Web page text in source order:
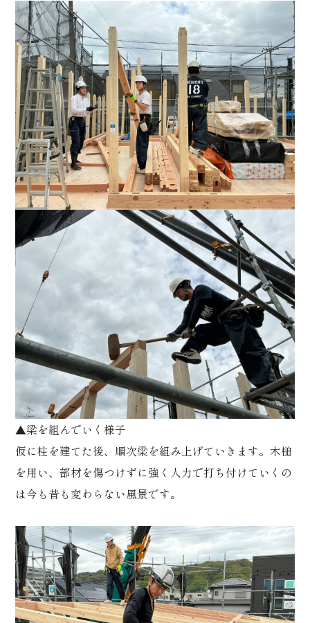
▲梁を組んでいく様子
仮に柱を建てた後、順次梁を組み上げていきます。木槌
を用い、部材を傷つけずに強く人力で打ち付けていくの
は今も昔も変わらない風景です。